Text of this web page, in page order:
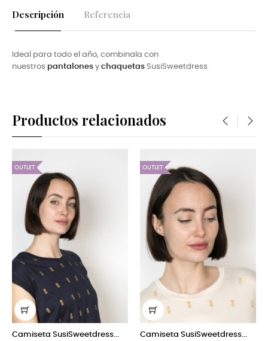
Descripción Referencia
Ideal para todo el año, combinala con
nuestros pantalones y chaquetas SusiSweetdress
Productos relacionados
Camiseta SusiSweetdress... Camiseta